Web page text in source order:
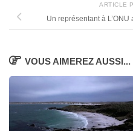
ARTICLE
Un représentant à
VOUS AIMEREZ AUSSI...